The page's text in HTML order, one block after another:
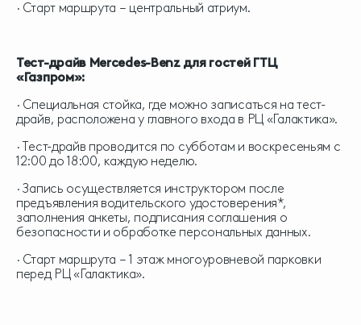
∙ Старт маршрута – центральный атриум.
Тест-драйв Mercedes-Benz для гостей ГТЦ
«Газпром»:
∙ Специальная стойка, где можно записаться на тест-
драйв, расположена у главного входа в РЦ «Галактика».
∙ Тест-драйв проводится по субботам и воскресеньям с
12:00 до 18:00, каждую неделю.
∙ Запись осуществляется инструктором после
предъявления водительского удостоверения*,
заполнения анкеты, подписания соглашения о
безопасности и обработке персональных данных.
∙ Старт маршрута – 1 этаж многоуровневой парковки
перед РЦ «Галактика».